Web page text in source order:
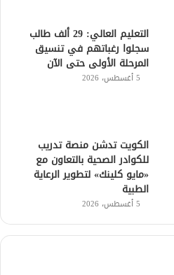
التعليم العالي: 29 ألف طالب
سجلوا رغباتهم في تنسيق
المرحلة الأولى حتى الآن
5 أغسطس، 2026
الكويت تدشن منصة تدريب
للكوادر الصحية بالتعاون مع
«مايو كلينك» لتطوير الرعاية
الطبية
5 أغسطس، 2026